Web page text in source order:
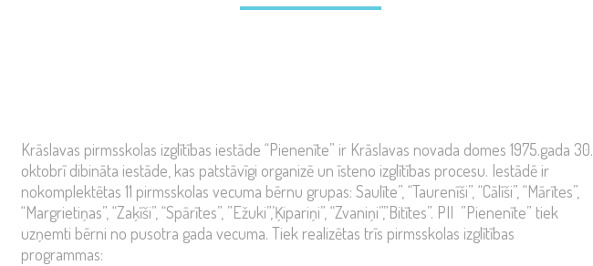
Krāslavas pirmsskolas izglītības iestāde “Pienenīte” ir Krāslavas novada domes 1975.gada 30.
oktobrī dibināta iestāde, kas patstāvīgi organizē un īsteno izglītības procesu. Iestādē ir
nokomplektētas 11 pirmsskolas vecuma bērnu grupas: Saulīte”, “Taurenīši”, “Cālīši”, “Mārītes”,
“Margrietiņas”, “Zaķīši”, “Spārītes”, ”Ežuki”,’Ķipariņi”, “Zvaniņi”,”Bitītes”. PII ”Pienenīte” tiek
uzņemti bērni no pusotra gada vecuma. Tiek realizētas trīs pirmsskolas izglītības
programmas: